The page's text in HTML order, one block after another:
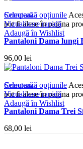
Compară
Vizualizare rapidă
Adaugă în Wishlist
Selectează opțiunile
pot fi alese în pagina
Pantaloni Dama lungi
96,00 lei
Compară
Vizualizare rapidă
Adaugă în Wishlist
Selectează opțiunile
pot fi alese în pagina
Pantaloni Dama Trei
68,00 lei